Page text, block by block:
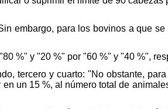
embargo, para los bovinos a que se
%" y "20 %" por "60 %" y "40 %",
tercero y cuarto: "No obstante,
un 15 %, al número total de